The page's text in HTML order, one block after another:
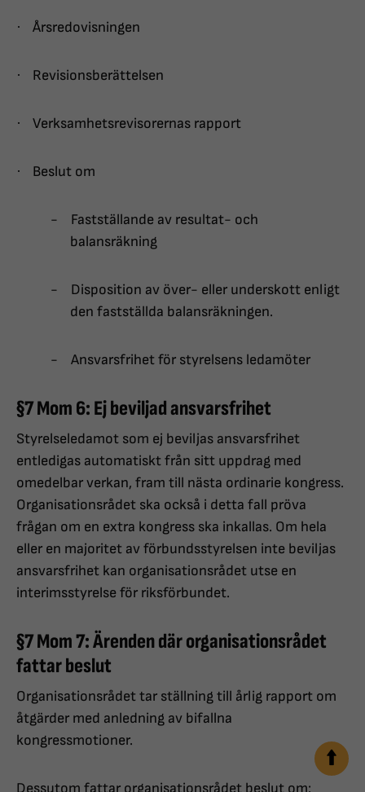
· Årsredovisningen
· Revisionsberättelsen
· Verksamhetsrevisorernas rapport
· Beslut om
-
Fastställande av resultat- och
balansräkning
-
Disposition av över- eller underskott enligt
den fastställda balansräkningen.
- Ansvarsfrihet för styrelsens ledamöter
§7 Mom 6: Ej beviljad ansvarsfrihet
Styrelseledamot som ej beviljas ansvarsfrihet
entledigas automatiskt från sitt uppdrag med
omedelbar verkan, fram till nästa ordinarie kongress.
Organisationsrådet ska också i detta fall pröva
frågan om en extra kongress ska inkallas. Om hela
eller en majoritet av förbundsstyrelsen inte beviljas
ansvarsfrihet kan organisationsrådet utse en
interimsstyrelse för riksförbundet.
§7 Mom 7: Ärenden där organisationsrådet
fattar beslut
Organisationsrådet tar ställning till årlig rapport om
åtgärder med anledning av bifallna
kongressmotioner.